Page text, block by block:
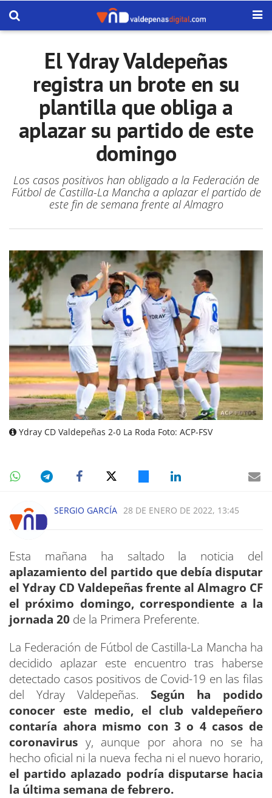
El Ydray Valdepeñas
registra un brote en su
plantilla que obliga a
aplazar su partido de este
domingo
Los casos positivos han obligado a la Federación de
Fútbol de Castilla-La Mancha a aplazar el partido de
este fin de semana frente al Almagro
Ydray CD Valdepeñas 2-0 La Roda Foto: ACP-FSV
SERGIO GARCÍA 28 DE ENERO DE 2022, 13:45
Esta mañana ha saltado la noticia del
aplazamiento del partido que debía disputar
el Ydray CD Valdepeñas frente al Almagro CF
el próximo domingo, correspondiente a la
jornada 20 de la Primera Preferente.
La Federación de Fútbol de Castilla-La Mancha ha
decidido aplazar este encuentro tras haberse
detectado casos positivos de Covid-19 en las filas
del Ydray Valdepeñas.Según ha podido
conocer este medio, el club valdepeñero
contaría ahora mismo con 3 o 4 casos de
coronavirus y, aunque por ahora no se ha
hecho oficial ni la nueva fecha ni el nuevo horario,
el partido aplazado podría disputarse hacia
la última semana de febrero.